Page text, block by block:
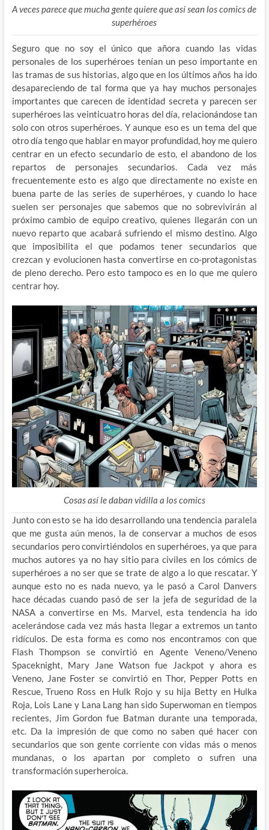
A veces parece que mucha gente quiere que así sean los comics de
superhéroes
Seguro que no soy el único que añora cuando las vidas
personales de los superhéroes tenían un peso importante en
las tramas de sus historias, algo que en los últimos años ha ido
desapareciendo de tal forma que ya hay muchos personajes
importantes que carecen de identidad secreta y parecen ser
superhéroes las veinticuatro horas del día, relacionándose tan
solo con otros superhéroes. Y aunque eso es un tema del que
otro día tengo que hablar en mayor profundidad, hoy me quiero
centrar en un efecto secundario de esto, el abandono de los
repartos de personajes secundarios. Cada vez más
frecuentemente esto es algo que directamente no existe en
buena parte de las series de superhéroes, y cuando lo hace
suelen ser personajes que sabemos que no sobrevivirán al
próximo cambio de equipo creativo, quienes llegarán con un
nuevo reparto que acabará sufriendo el mismo destino. Algo
que imposibilita el que podamos tener secundarios que
crezcan y evolucionen hasta convertirse en co-protagonistas
de pleno derecho. Pero esto tampoco es en lo que me quiero
centrar hoy.
Cosas así le daban vidilla a los comics
Junto con esto se ha ido desarrollando una tendencia paralela
que me gusta aún menos, la de conservar a muchos de esos
secundarios pero convirtiéndolos en superhéroes, ya que para
muchos autores ya no hay sitio para civiles en los cómics de
superhéroes a no ser que se trate de algo a lo que rescatar. Y
aunque esto no es nada nuevo, ya le pasó a Carol Danvers
hace décadas cuando pasó de ser la jefa de seguridad de la
NASA a convertirse en Ms. Marvel, esta tendencia ha ido
acelerándose cada vez más hasta llegar a extremos un tanto
ridículos. De esta forma es como nos encontramos con que
Flash Thompson se convirtió en Agente Veneno/Veneno
Spaceknight, Mary Jane Watson fue Jackpot y ahora es
Veneno, Jane Foster se convirtió en Thor, Pepper Potts en
Rescue, Trueno Ross en Hulk Rojo y su hija Betty en Hulka
Roja, Lois Lane y Lana Lang han sido Superwoman en tiempos
recientes, Jim Gordon fue Batman durante una temporada,
etc. Da la impresión de que como no saben qué hacer con
secundarios que son gente corriente con vidas más o menos
mundanas, o los apartan por completo o sufren una
transformación superheroica.